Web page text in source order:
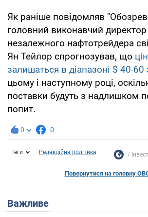
Як раніше повідомляв
головний виконавчий
незалежного нафтотрейдера
Ян Тейлор спрогнозував, що
залишаться в діапазоні $ 40-60
цьому і наступному році,
поставки будуть з надлишком
попит.
0 0
Теги Редакційна політика
Повернутися на головну
Важливе